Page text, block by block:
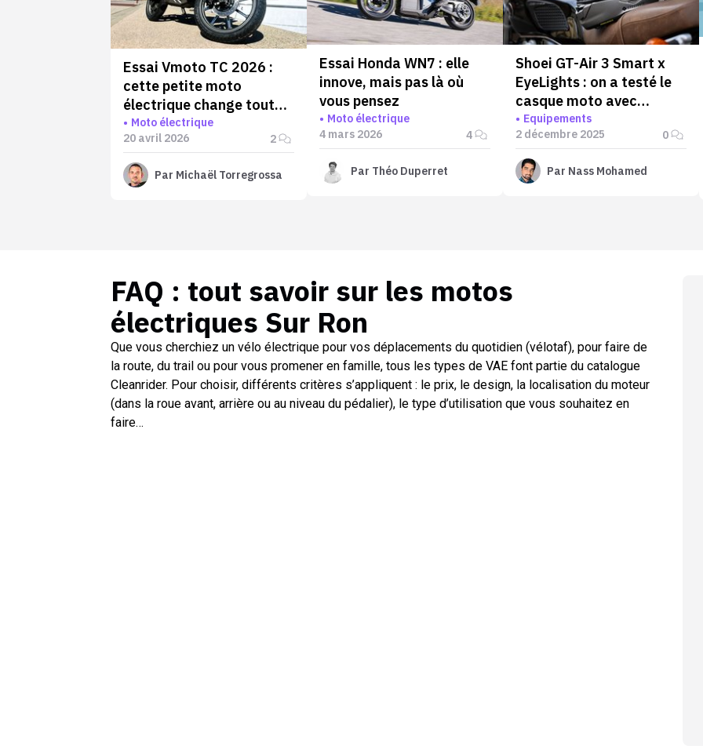
Essai Vmoto TC 2026 :
cette petite moto
électrique change tout…
sans en avoir l’air
Moto électrique
20 avril 2026
2
Par Michaël Torregrossa
Essai Honda WN7 : elle
innove, mais pas là où
vous pensez
Moto électrique
4 mars 2026
4
Par Théo Duperret
Shoei GT-Air 3 Smart x
EyeLights : on a testé le
casque moto avec
affichage tête haute en
avant-première !
Equipements
2 décembre 2025
0
Par Nass Mohamed
FAQ : tout savoir sur les motos
électriques Sur Ron
Que vous cherchiez un vélo électrique pour vos déplacements du quotidien (vélotaf), pour faire de
la route, du trail ou pour vous promener en famille, tous les types de VAE font partie du catalogue
Cleanrider. Pour choisir, différents critères s’appliquent : le prix, le design, la localisation du moteur
(dans la roue avant, arrière ou au niveau du pédalier), le type d’utilisation que vous souhaitez en
faire…